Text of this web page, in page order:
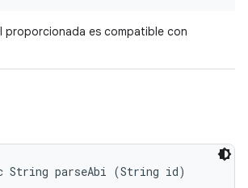
proporcionada es compatible con
String parseAbi (String id)